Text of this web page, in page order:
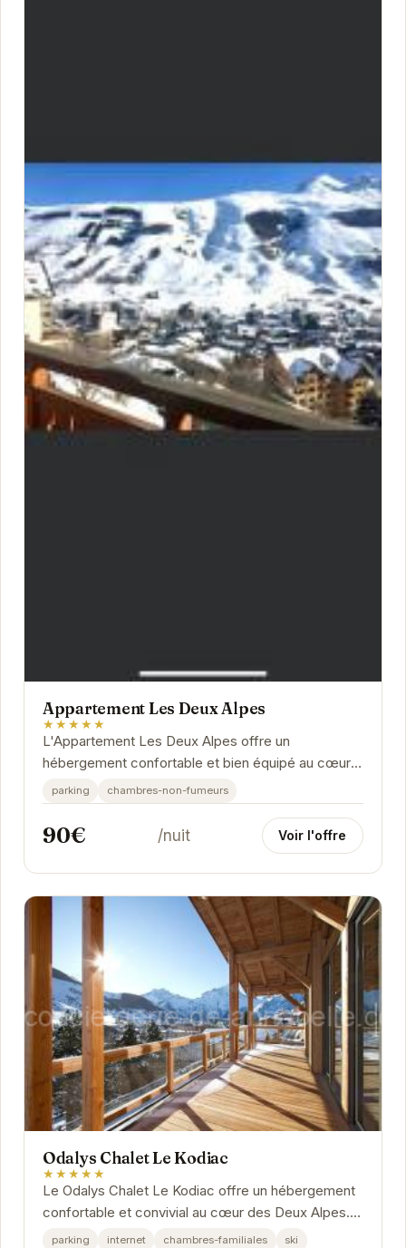
Appartement Les Deux Alpes
★★★★★
L'Appartement Les Deux Alpes offre un
hébergement confortable et bien équipé au cœur
de la station de ski. Profitez d'un accès facile aux
pistes...
parking chambres-non-fumeurs
90€ /nuit Voir l'offre
Odalys Chalet Le Kodiac
★★★★★
Le Odalys Chalet Le Kodiac offre un hébergement
confortable et convivial au cœur des Deux Alpes.
Idéalement situé à proximité des pistes de...
parking internet chambres-familiales
ski